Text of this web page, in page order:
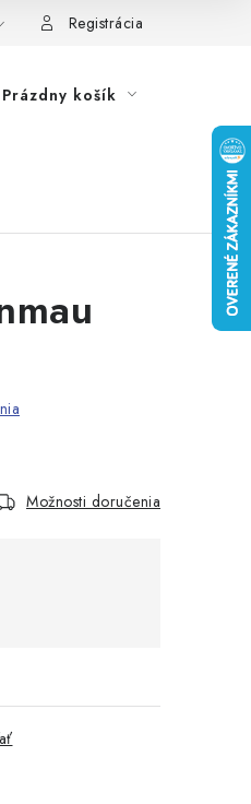
Registrácia
Prázdny košík
Možnosti doručenia